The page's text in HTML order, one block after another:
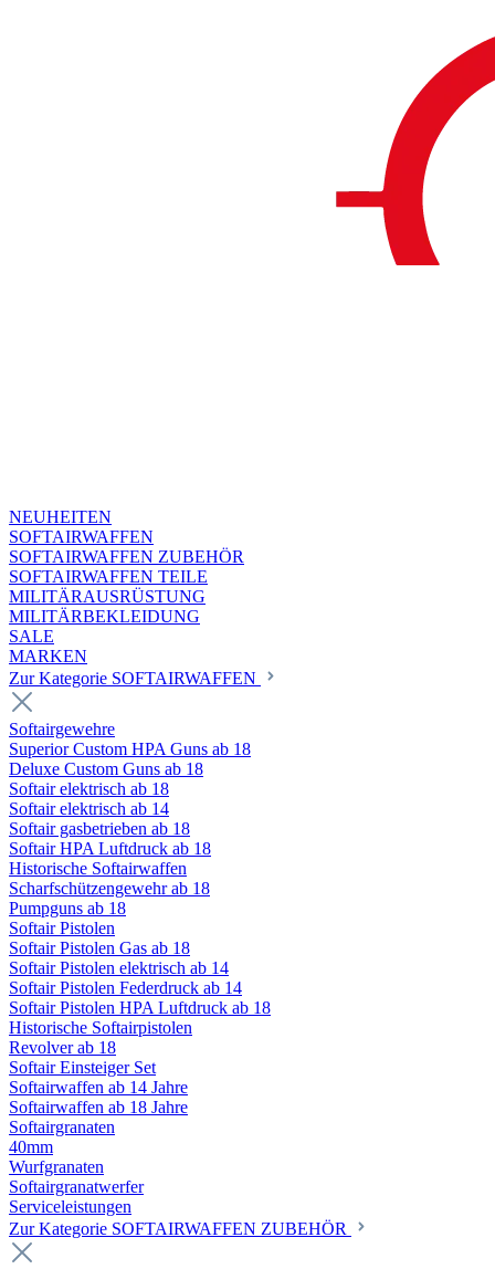
NEUHEITEN
SOFTAIRWAFFEN
SOFTAIRWAFFEN ZUBEHÖR
SOFTAIRWAFFEN TEILE
MILITÄRAUSRÜSTUNG
MILITÄRBEKLEIDUNG
SALE
MARKEN
Zur Kategorie SOFTAIRWAFFEN
Softairgewehre
Superior Custom HPA Guns ab 18
Deluxe Custom Guns ab 18
Softair elektrisch ab 18
Softair elektrisch ab 14
Softair gasbetrieben ab 18
Softair HPA Luftdruck ab 18
Historische Softairwaffen
Scharfschützengewehr ab 18
Pumpguns ab 18
Softair Pistolen
Softair Pistolen Gas ab 18
Softair Pistolen elektrisch ab 14
Softair Pistolen Federdruck ab 14
Softair Pistolen HPA Luftdruck ab 18
Historische Softairpistolen
Revolver ab 18
Softair Einsteiger Set
Softairwaffen ab 14 Jahre
Softairwaffen ab 18 Jahre
Softairgranaten
40mm
Wurfgranaten
Softairgranatwerfer
Serviceleistungen
Zur Kategorie SOFTAIRWAFFEN ZUBEHÖR